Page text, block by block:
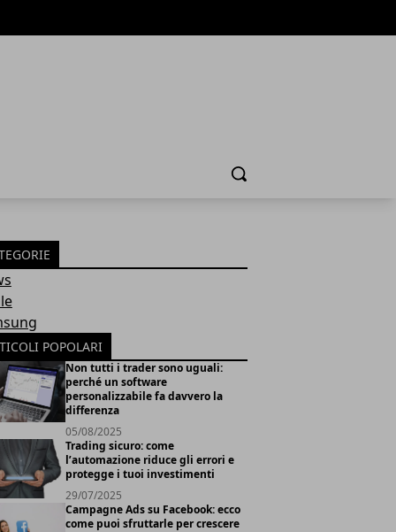
Cerca
POPOLARI
Non tutti i trader sono uguali:
perché un software
personalizzabile fa davvero la
differenza
05/08/2025
Trading sicuro: come
l’automazione riduce gli errori e
protegge i tuoi investimenti
29/07/2025
Campagne Ads su Facebook: ecco
come puoi sfruttarle per crescere